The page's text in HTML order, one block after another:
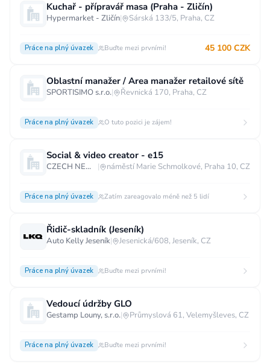
Kuchař - přípravář masa (Praha - Zličín)
Hypermarket - Zličín| Sárská 133/5, Praha, CZ
Práce na plný úvazek Buďte mezi prvními! 45 100 CZK
Oblastní manažer / Area manažer retailové sítě
SPORTISIMO s.r.o.| Řevnická 170, Praha, CZ
Práce na plný úvazek O tuto pozici je zájem!
Social & video creator - e15
CZECH NEWS CENTER a.s. | náměstí Marie Schmolkové, Praha 10, CZ
Práce na plný úvazek Zatím zareagovalo méně než 5 lidí
Řidič-skladník (Jeseník)
Auto Kelly Jeseník| Jesenická/608, Jeseník, CZ
Práce na plný úvazek Buďte mezi prvními!
Vedoucí údržby GLO
Gestamp Louny, s.r.o.| Průmyslová 61, Velemyšleves, CZ
Práce na plný úvazek Buďte mezi prvními!